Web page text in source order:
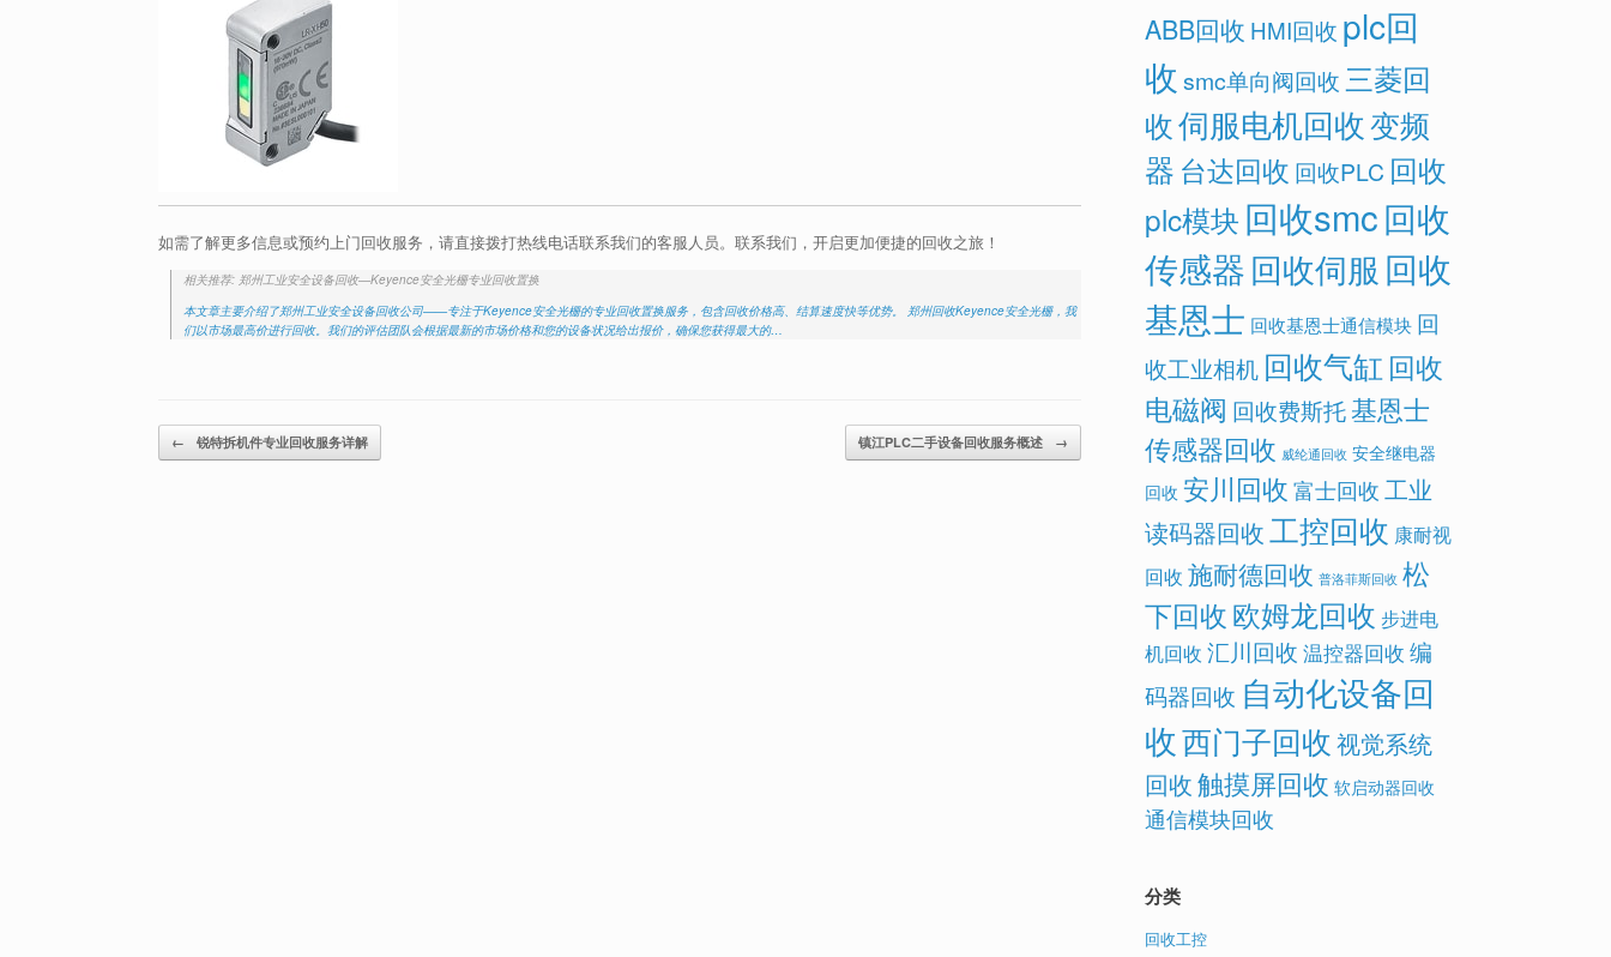
如需了解更多信息或预约上门回收服务，请直接拨打热线电话联系我们的客服人员。联系我们，开启更加便捷的回收之旅！
相关推荐: 郑州工业安全设备回收—Keyence安全光栅专业回收置换
本文章主要介绍了郑州工业安全设备回收公司——专注于Keyence安全光栅的专业回收置换服务，包含回收价格高、结算速度快等优势。 郑州回收Keyence安全光栅，我
们以市场最高价进行回收。我们的评估团队会根据最新的市场价格和您的设备状况给出报价，确保您获得最大的…
Post navigation
← 锐特拆机件专业回收服务详解 镇江PLC二手设备回收服务概述 →
ABB回收 HMI回收 plc回
收 smc单向阀回收三菱回
收伺服电机回收变频
器 台达回收 回收PLC 回收
plc模块 回收smc回收
传感器回收伺服 回收
基恩士 回收基恩士通信模块 回
收工业相机 回收气缸 回收
电磁阀 回收费斯托基恩士
传感器回收 威纶通回收 安全继电器
回收 安川回收 富士回收 工业
读码器回收工控回收 康耐视
回收 施耐德回收 普洛菲斯回收 松
下回收欧姆龙回收 步进电
机回收 汇川回收 温控器回收 编
码器回收 自动化设备回
收西门子回收视觉系统
回收触摸屏回收 软启动器回收
通信模块回收
分类
回收工控